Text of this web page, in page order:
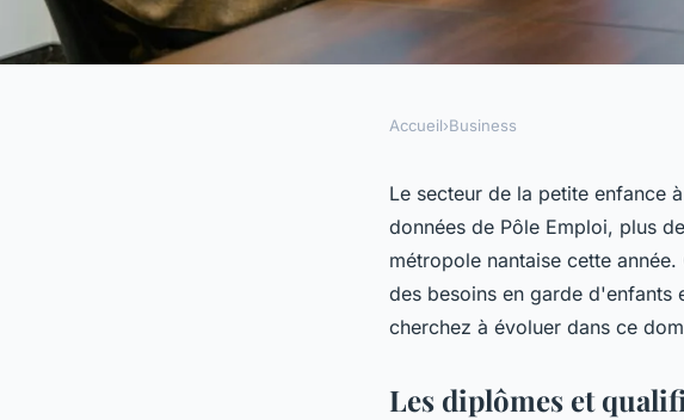
Trouvez facilement un
crèche à Nantes !
7 min de lecture
Accueil›Business
Le secteur de la petite enfance
données de Pôle Emploi, plus
métropole nantaise cette
des besoins en garde d'enfants
cherchez à évoluer dans ce
Les diplômes et